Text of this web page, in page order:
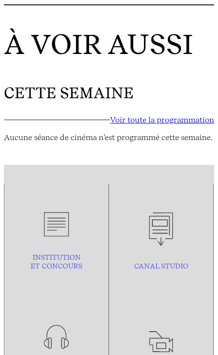
À VOIR AUSSI
CETTE SEMAINE
Voir toute la programmation
Aucune séance de cinéma n'est programmé cette semaine.
INSTITUTION
ET CONCOURS
CANAL STUDIO